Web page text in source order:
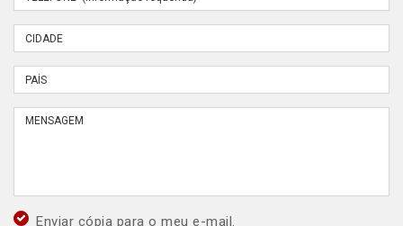
Enviar cópia para o meu e-mail.